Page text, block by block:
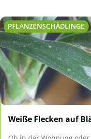
PFLANZENSCHÄDLINGE
Weiße Flecken auf